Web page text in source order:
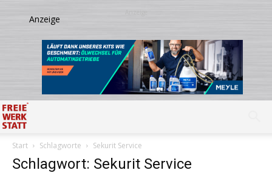
Start Schlagworte Sekurit Service
Schlagwort: Sekurit Service